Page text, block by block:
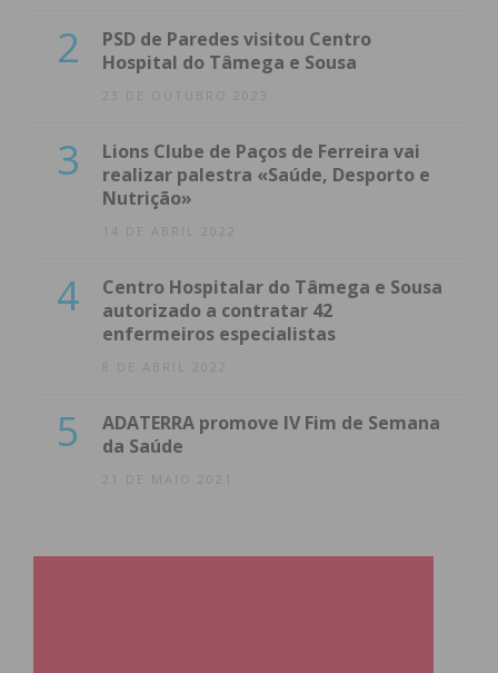
2
PSD de Paredes visitou Centro
Hospital do Tâmega e Sousa
23 DE OUTUBRO 2023
3
Lions Clube de Paços de Ferreira vai
realizar palestra «Saúde, Desporto e
Nutrição»
14 DE ABRIL 2022
4
Centro Hospitalar do Tâmega e Sousa
autorizado a contratar 42
enfermeiros especialistas
8 DE ABRIL 2022
5
ADATERRA promove IV Fim de Semana
da Saúde
21 DE MAIO 2021